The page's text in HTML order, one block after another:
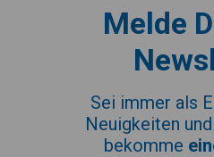
Melde
Sei immer als
Neuigkeiten
bekomme